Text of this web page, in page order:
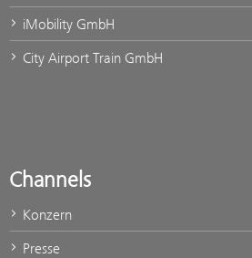
iMobility GmbH
City Airport Train GmbH
Channels
Konzern
Presse